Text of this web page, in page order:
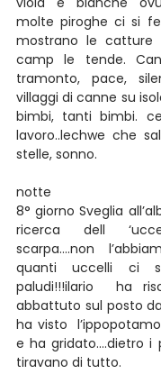
molte piroghe ci si
mostrano le catture
camp le tende.
tramonto, pace,
villaggi di canne su
bimbi, tanti bimbi.
lavoro..lechwe che
stelle, sonno.
notte
8° giorno Sveglia
ricerca dell
scarpa….non
quanti uccelli ci
paludi!!!ilario  ha
abbattuto sul posto
ha visto
e ha gridato….dietro i
tiravano di tutto.